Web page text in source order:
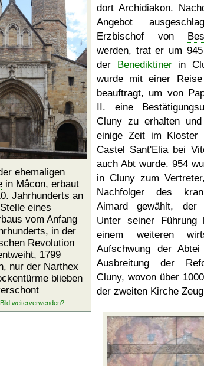
ehemaligen
in Mâcon, erbaut
Jahrhunderts an
eines
vom Anfang
in der
Revolution
1799
nur der Narthex
blieben
dort Archidiakon.
Angebot
Erzbischof von
werden, trat er um
der Benediktinerin
wurde mit einer
beauftragt, um von
II. eine
Cluny zu erhalten
einige Zeit im Kloster
Castel Sant'Elia bei
auch Abt wurde. 954
in Cluny zum
Nachfolger des
Aimard gewählt, der
Unter seiner
einem weiteren
Aufschwung der
Ausbreitung der
Cluny, wovon über
der zweiten Kirche